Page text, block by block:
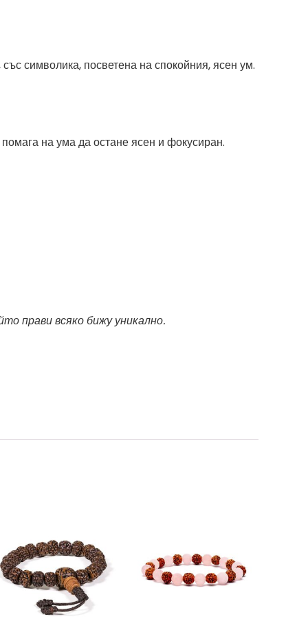
символика, посветена на спокойния, ясен ум.
на ума да остане ясен и фокусиран.
прави всяко бижу уникално.